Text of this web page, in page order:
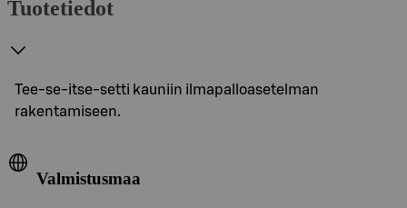
Tuotetiedot
Tee-se-itse-setti kauniin ilmapalloasetelman
rakentamiseen.
Valmistusmaa